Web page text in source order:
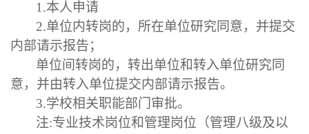
1.本人申请
2.单位内转岗的，所在单位研究同意，并提交
内部请示报告；
单位间转岗的，转出单位和转入单位研究同
意，并由转入单位提交内部请示报告。
3.学校相关职能部门审批。
注:专业技术岗位和管理岗位（管理八级及以